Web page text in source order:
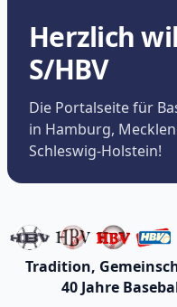
Herzlich
S/HBV
Die Portalseite für
in Hamburg,
Schleswig-Holstein!
Tradition,
40 Jahre